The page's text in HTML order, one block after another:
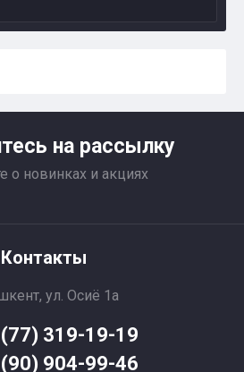
на рассылку
о новинках и акциях
Контакты
ул. Осиё 1a
319-19-19
904-99-46